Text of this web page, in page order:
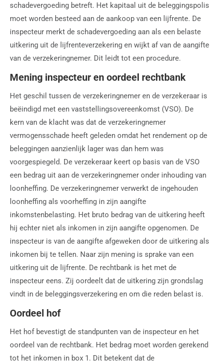
schadevergoeding betreft. Het kapitaal uit de beleggingspolis
moet worden besteed aan de aankoop van een lijfrente. De
inspecteur merkt de schadevergoeding aan als een belaste
uitkering uit de lijfrenteverzekering en wijkt af van de aangifte
van de verzekeringnemer. Dit leidt tot een procedure.
Mening inspecteur en oordeel rechtbank
Het geschil tussen de verzekeringnemer en de verzekeraar is
beëindigd met een vaststellingsovereenkomst (VSO). De
kern van de klacht was dat de verzekeringnemer
vermogensschade heeft geleden omdat het rendement op de
beleggingen aanzienlijk lager was dan hem was
voorgespiegeld. De verzekeraar keert op basis van de VSO
een bedrag uit aan de verzekeringnemer onder inhouding van
loonheffing. De verzekeringnemer verwerkt de ingehouden
loonheffing als voorheffing in zijn aangifte
inkomstenbelasting. Het bruto bedrag van de uitkering heeft
hij echter niet als inkomen in zijn aangifte opgenomen. De
inspecteur is van de aangifte afgeweken door de uitkering als
inkomen bij te tellen. Naar zijn mening is sprake van een
uitkering uit de lijfrente. De rechtbank is het met de
inspecteur eens. Zij oordeelt dat de uitkering zijn grondslag
vindt in de beleggingsverzekering en om die reden belast is.
Oordeel hof
Het hof bevestigt de standpunten van de inspecteur en het
oordeel van de rechtbank. Het bedrag moet worden gerekend
tot het inkomen in box 1. Dit betekent dat de